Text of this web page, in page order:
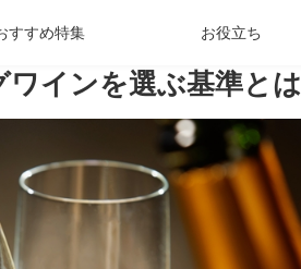
すすめ特集 お役立ち
インを選ぶ基準とは